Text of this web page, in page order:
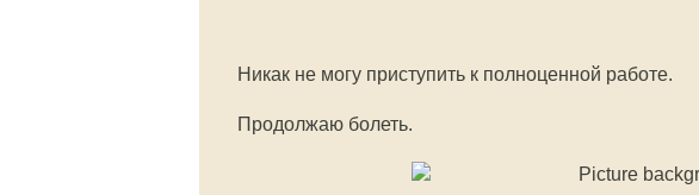
Никак не могу приступить к полноценной работе.
Продолжаю болеть.